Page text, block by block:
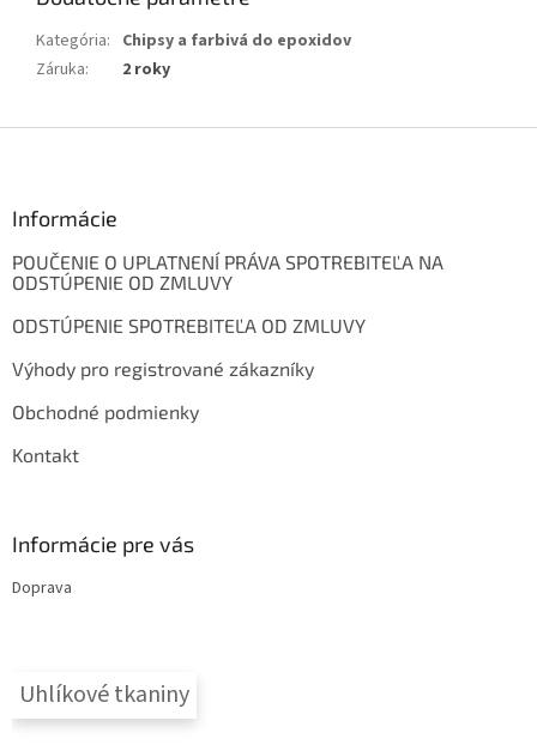
Kategória: Chipsy a farbivá do epoxidov
Záruka: 2 roky
Informácie
POUČENIE O UPLATNENÍ PRÁVA SPOTREBITEĽA NA
ODSTÚPENIE OD ZMLUVY
ODSTÚPENIE SPOTREBITEĽA OD ZMLUVY
Výhody pro registrované zákazníky
Obchodné podmienky
Kontakt
Informácie pre vás
Doprava
Uhlíkové tkaniny